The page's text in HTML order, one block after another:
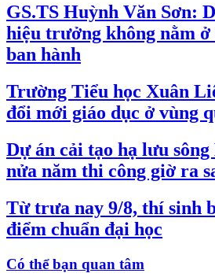
GS.TS Huỳnh Văn Sơn:
hiệu trưởng không nằm ở
ban hành
Trường Tiểu học Xuân
đổi mới giáo dục ở vùng
Dự án cải tạo hạ lưu
nửa năm thi công giờ ra
Từ trưa nay 9/8, thí sinh
điểm chuẩn đại học
Có thể bạn quan tâm